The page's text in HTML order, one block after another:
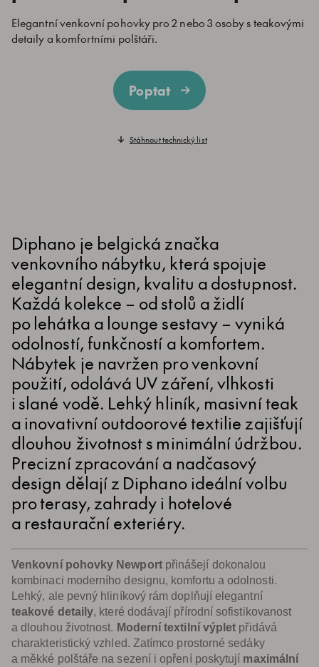
Elegantní venkovní pohovky pro 2 nebo 3 osoby s teakovými
detaily a komfortními polštáři.
Poptat
Stáhnout technický list
Diphano je belgická značka
venkovního nábytku, která spojuje
elegantní design, kvalitu a dostupnost.
Každá kolekce – od stolů a židlí
po lehátka a lounge sestavy – vyniká
odolností, funkčností a komfortem.
Nábytek je navržen pro venkovní
použití, odolává UV záření, vlhkosti
i slané vodě. Lehký hliník, masivní teak
a inovativní outdoorové textilie zajišťují
dlouhou životnost s minimální údržbou.
Precizní zpracování a nadčasový
design dělají z Diphano ideální volbu
pro terasy, zahrady i hotelové
a restaurační exteriéry.
Venkovní pohovky Newportpřinášejí dokonalou
kombinaci moderního designu, komfortu a odolnosti.
Lehký, ale pevný hliníkový rám doplňují elegantní
teakové detaily, které dodávají přírodní sofistikovanost
a dlouhou životnost. Moderní textilní výplet přidává
charakteristický vzhled. Zatímco prostorné sedáky
a měkké polštáře na sezení i opření poskytují maximální